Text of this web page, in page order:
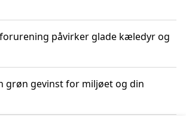
påvirker glade kæledyr og
grøn gevinst for miljøet og din